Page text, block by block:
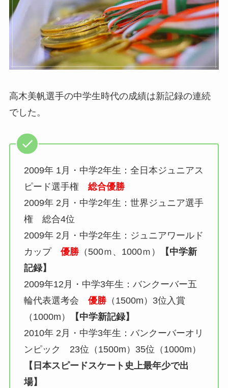
高木美帆選手の中学生時代の成績は新記録の連続
でした。
2009年 1月・中学2年生：全日本ジュニアス
ピード選手権 総合優勝
2009年 2月・中学2年生：世界ジュニア選手
権 総合4位
2009年 2月・中学2年生：ジュニアワールド
カップ 優勝（500ｍ、1000ｍ）
【中学新
記録】
2009年12月・中学3年生：バンクーバー五
輪代表選考会 優勝（1500m）3位入賞
（1000m）
【中学新記録】
2010年 2月・中学3年生：バンクーバーオリ
ンピック 23位（1500m）35位（1000m）
【日本スピードスケート史上最年少で出
場】